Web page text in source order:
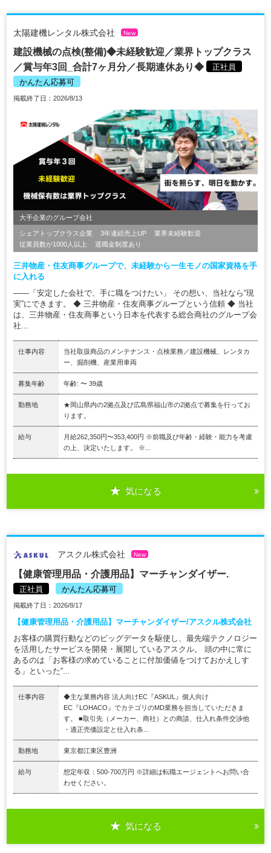
太陽建機レンタル株式会社 New
建設機械の点検(整備)◆未経験歓迎／業界トップクラス
／賞与年3回_合計7ヶ月分／長期連休あり◆
正社員
かんたん応募可
掲載終了日：2026/8/13
大手企業のグループ会社
シェアトップクラス企業 3年連続売上UP
業界未経験歓迎
従業員数が1000人以上
退職金制度あり
三井物産・住友商事グループで、未経験から一生モノの国家資格を手
に入れる
――「安定した会社で、手に職をつけたい」 その想い、当社なら“現
実”にできます。 ◆ 三井物産・住友商事グループという信頼 ◆ 当社
は、三井物産・住友商事という日本を代表する総合商社のグループ会
社...
仕事内容
当社取扱商品のメンテナンス・点検業務／建設機械、レンタカ
ー、掘削機、産業用車両
募集年齢 年齢: 〜 39歳
勤務地
★岡山県内の2拠点及び広島県福山市の2拠点で募集を行ってお
ります。
給与
月給262,350円〜353,400円 ※前職及び年齢・経験・能力を考慮
の上、決定いたします。 ※...
気になる
アスクル株式会社 New
【健康管理用品・介護用品】マーチャンダイザー.
正社員 かんたん応募可
掲載終了日：2026/8/17
【健康管理用品・介護用品】マーチャンダイザー/アスクル株式会社
お客様の購買行動などのビッグデータを駆使し、最先端テクノロジー
を活用したサービスを開発・展開しているアスクル。 頭の中に常に
あるのは「お客様の求めていることに付加価値をつけておかえしす
る」といった“...
仕事内容
◆主な業務内容 法人向けEC『ASKUL』個人向け
EC『LOHACO』でカテゴリのMD業務を担当していただきま
す。 ■取引先（メーカー、商社）との商談、仕入れ条件交渉他
・適正売価設定と仕入れ条...
勤務地 東京都江東区豊洲
給与
想定年収：500-700万円 ※詳細は転職エージェントへお問い合
わせください。
気になる